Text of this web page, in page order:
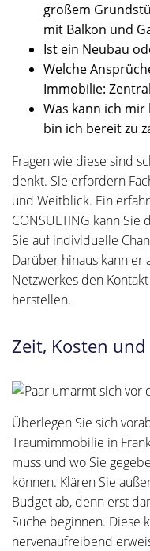
großem
mit Balkon und
Ist ein Neubau
Welche
Immobilie:
Was kann ich
bin ich bereit zu
Fragen wie diese sind
denkt. Sie erfordern
und Weitblick. Ein
CONSULTING kann
Sie auf individuelle
Darüber hinaus kann
Netzwerkes den
herstellen.
Zeit, Kosten
Überlegen Sie sich
Traumimmobilie in
muss und wo Sie
können. Klären Sie
Budget ab, denn erst
Suche beginnen. Diese
nervenaufreibend